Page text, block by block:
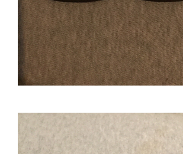
Oppo
Samsung
Sony
Rama mijloc telefon
Allview
Allview
Samsung